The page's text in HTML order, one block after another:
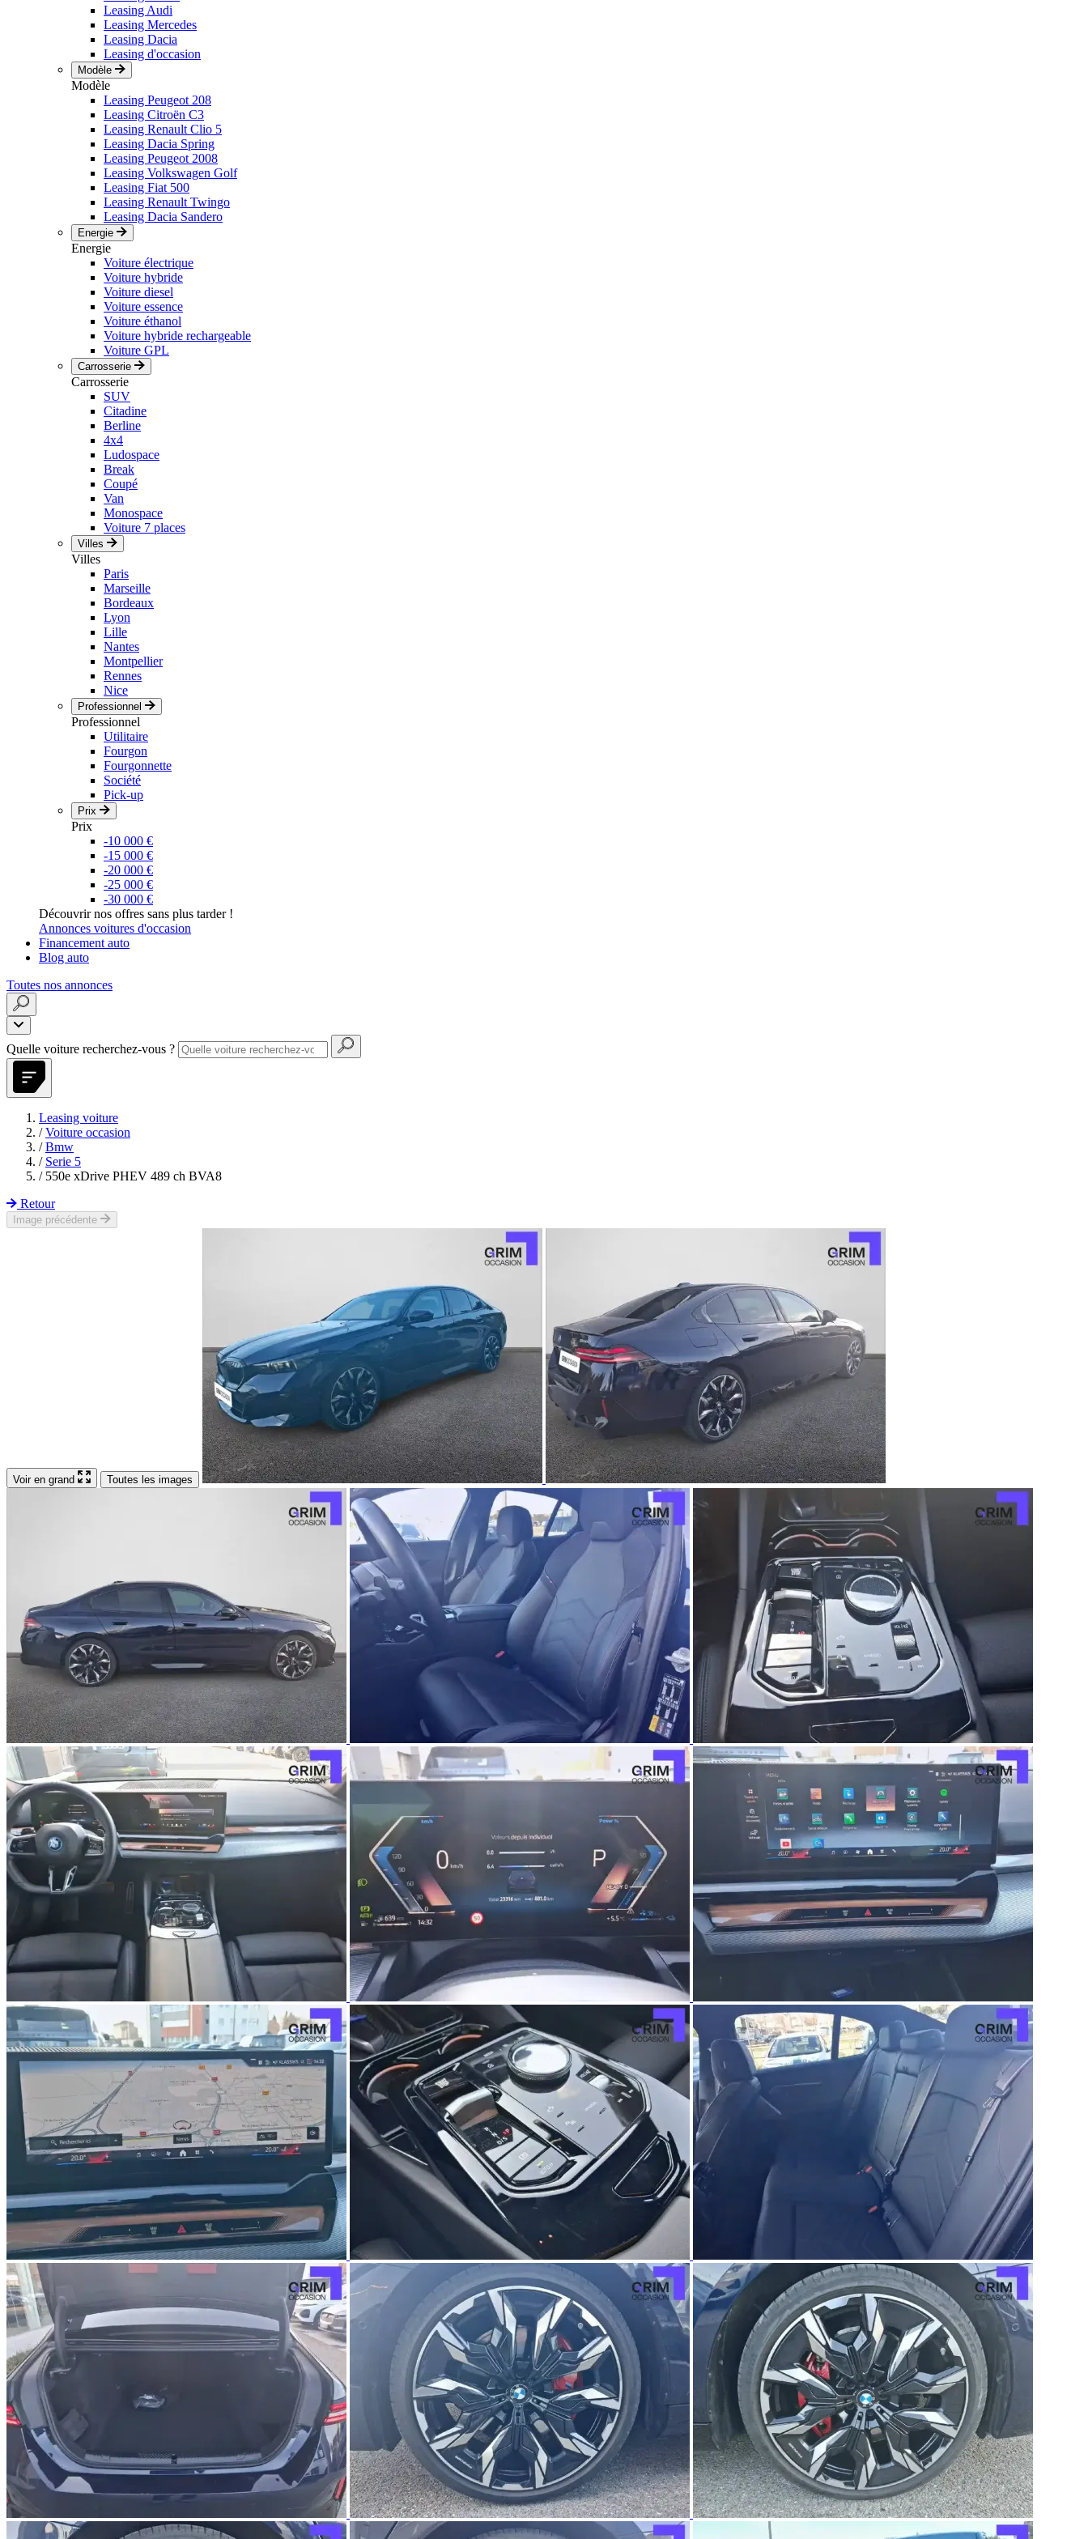
Leasing Audi
Leasing Mercedes
Leasing Dacia
Leasing d'occasion
Modèle
Modèle
Leasing Peugeot 208
Leasing Citroën C3
Leasing Renault Clio 5
Leasing Dacia Spring
Leasing Peugeot 2008
Leasing Volkswagen Golf
Leasing Fiat 500
Leasing Renault Twingo
Leasing Dacia Sandero
Energie
Energie
Voiture électrique
Voiture hybride
Voiture diesel
Voiture essence
Voiture éthanol
Voiture hybride rechargeable
Voiture GPL
Carrosserie
Carrosserie
SUV
Citadine
Berline
4x4
Ludospace
Break
Coupé
Van
Monospace
Voiture 7 places
Villes
Villes
Paris
Marseille
Bordeaux
Lyon
Lille
Nantes
Montpellier
Rennes
Nice
Professionnel
Professionnel
Utilitaire
Fourgon
Fourgonnette
Société
Pick-up
Prix
Prix
-10 000 €
-15 000 €
-20 000 €
-25 000 €
-30 000 €
Découvrir nos offres sans plus tarder !
Annonces voitures d'occasion
Financement auto
Blog auto
Toutes nos annonces
Quelle voiture recherchez-vous ?
Leasing voiture
/ Voiture occasion
/ Bmw
/ Serie 5
/ 550e xDrive PHEV 489 ch BVA8
Retour
Image précédente
Voir en grand Toutes les images